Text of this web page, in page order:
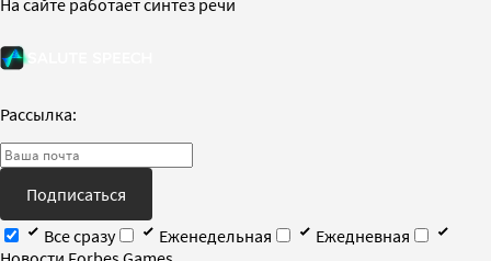
Рассылка:
Подписаться
Все сразу
Еженедельная
Ежедневная